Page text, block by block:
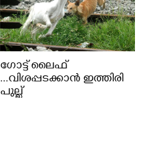
ഗോട്ട് ലൈഫ്
...വിശപ്പടക്കാൻ ഇത്തിരി
പുല്ല്